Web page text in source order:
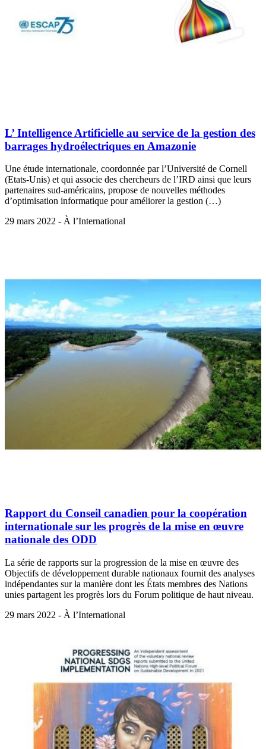
L’ Intelligence Artificielle au service de la gestion des
barrages hydroélectriques en Amazonie
Une étude internationale, coordonnée par l’Université de Cornell
(Etats-Unis) et qui associe des chercheurs de l’IRD ainsi que leurs
partenaires sud-américains, propose de nouvelles méthodes
d’optimisation informatique pour améliorer la gestion (…)
29 mars 2022 - À l’International
Rapport du Conseil canadien pour la coopération
internationale sur les progrès de la mise en œuvre
nationale des ODD
La série de rapports sur la progression de la mise en œuvre des
Objectifs de développement durable nationaux fournit des analyses
indépendantes sur la manière dont les États membres des Nations
unies partagent les progrès lors du Forum politique de haut niveau.
29 mars 2022 - À l’International